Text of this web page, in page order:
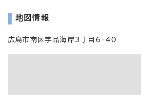
地図情報
広島市南区宇品海岸3丁目6-40